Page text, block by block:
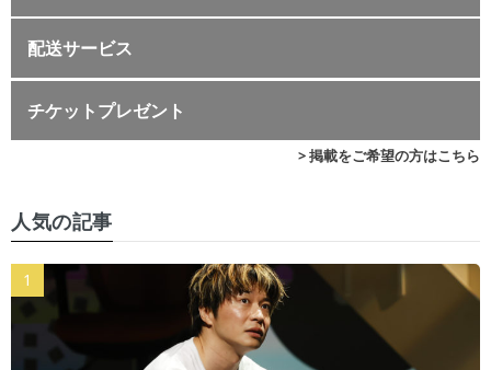
配送サービス
チケットプレゼント
> 掲載をご希望の方はこちら
人気の記事